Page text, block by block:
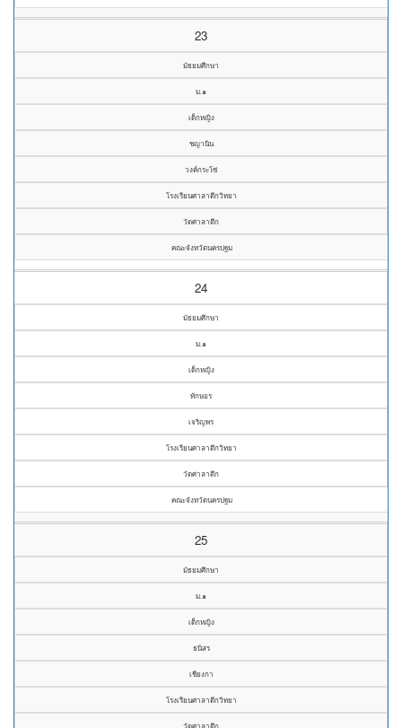
23
มัธยมศึกษา
ม.๑
เด็กหญิง
ชญานิน
วงค์กระโซ่
โรงเรียนศาลาตึกวิทยา
วัดศาลาตึก
คณะจังหวัดนครปฐม
24
มัธยมศึกษา
ม.๑
เด็กหญิง
ทักษอร
เจริญพร
โรงเรียนศาลาตึกวิทยา
วัดศาลาตึก
คณะจังหวัดนครปฐม
25
มัธยมศึกษา
ม.๑
เด็กหญิง
ธนิสร
เชียงกา
โรงเรียนศาลาตึกวิทยา
วัดศาลาตึก